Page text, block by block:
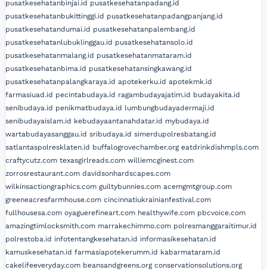
pusatkesehatanbinjai.id pusatkesehatanpadang.id
pusatkesehatanbukittinggi.id pusatkesehatanpadangpanjang.id
pusatkesehatandumai.id pusatkesehatanpalembang.id
pusatkesehatanlubuklinggau.id pusatkesehatansolo.id
pusatkesehatanmalang.id pusatkesehatanmataram.id
pusatkesehatanbima.id pusatkesehatansingkawang.id
pusatkesehatanpalangkaraya.id apotekerku.id apotekmk.id
farmasiuad.id pecintabudaya.id ragambudayajatim.id budayakita.id
senibudaya.id penikmatbudaya.id lumbungbudayadermaji.id
senibudayaislam.id kebudayaantanahdatar.id mybudaya.id
wartabudayasanggau.id sribudaya.id simerdupolresbatang.id
satlantaspolresklaten.id buffalogrovechamber.org eatdrinkdishmpls.com
craftycutz.com texasgirlreads.com williemcginest.com
zorrosrestaurant.com davidsonhardscapes.com
wilkinsactiongraphics.com guiltybunnies.com acemgmtgroup.com
greeneacresfarmhouse.com cincinnatiukrainianfestival.com
fullhousesa.com oyaguerefineart.com healthywife.com pbcvoice.com
amazingtimlocksmith.com marrakechimmo.com polresmanggaraitimur.id
polrestoba.id infotentangkesehatan.id informasikesehatan.id
kamuskesehatan.id farmasiapotekerumm.id kabarmataram.id
cakelifeeveryday.com beansandgreens.org conservationsolutions.org